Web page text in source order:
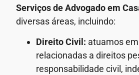
Serviços de Advogadoem
diversas áreas, incluindo:
Direito Civil: atuamos
relacionadas a direitos
responsabilidade civil,